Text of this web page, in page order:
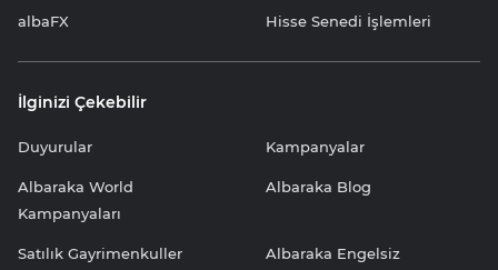
albaFX Hisse Senedi İşlemleri
İlginizi Çekebilir
Duyurular Kampanyalar
Albaraka World
Kampanyaları
Albaraka Blog
Satılık Gayrimenkuller
Albaraka Engelsiz